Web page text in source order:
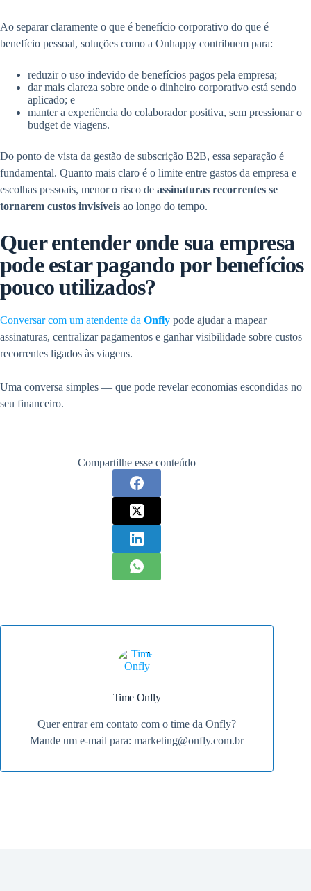
Ao separar claramente o que é benefício corporativo do que é
benefício pessoal, soluções como a Onhappy contribuem para:
reduzir o uso indevido de benefícios pagos pela empresa;
dar mais clareza sobre onde o dinheiro corporativo está sendo
aplicado; e
manter a experiência do colaborador positiva, sem pressionar o
budget de viagens.
Do ponto de vista da gestão de subscrição B2B, essa separação é
fundamental. Quanto mais claro é o limite entre gastos da empresa e
escolhas pessoais, menor o risco de assinaturas recorrentes se
tornarem custos invisíveis ao longo do tempo.
Quer entender onde sua empresa
pode estar pagando por benefícios
pouco utilizados?
Conversar com um atendente da Onfly pode ajudar a mapear
assinaturas, centralizar pagamentos e ganhar visibilidade sobre custos
recorrentes ligados às viagens.
Uma conversa simples — que pode revelar economias escondidas no
seu financeiro.
Compartilhe esse conteúdo
Time Onfly
Quer entrar em contato com o time da Onfly?
Mande um e-mail para:marketing@onfly.com.br